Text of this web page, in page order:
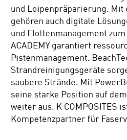
und Loipenpräparierung. Mit
gehören auch digitale
und Flottenmanagement
ACADEMY garantiert
Pistenmanagement.
Strandreinigungsgeräte
saubere Strände. Mit
seine starke Position auf
weiter aus. K COMPOSITES
Kompetenzpartner für